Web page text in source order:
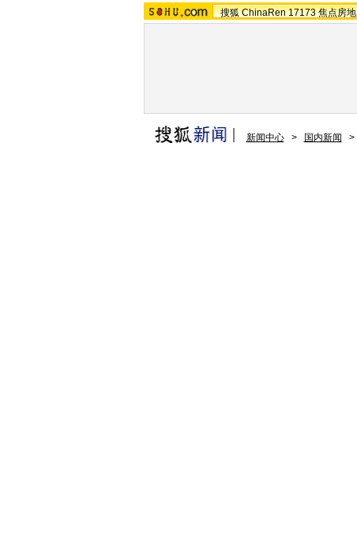
搜狐 ChinaRen 17173 焦点房
新闻中心 > 国内新闻 >